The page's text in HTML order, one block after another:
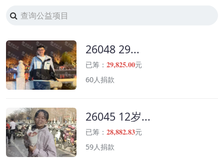
26048 29...
已筹： 29,825.00元
60人捐款
26045 12岁...
已筹： 28,882.83元
59人捐款